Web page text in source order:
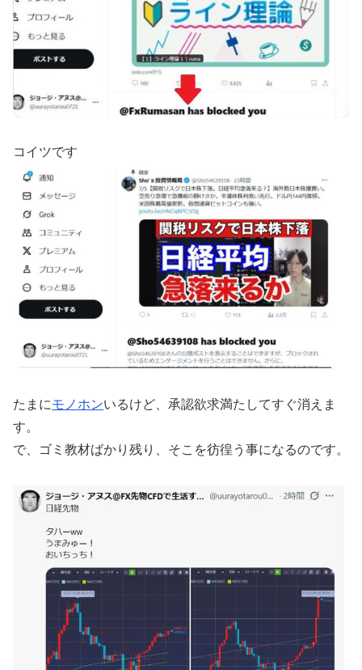
コイツです
たまにモノホンいるけど、承認欲求満たしてすぐ消えま
す。
で、ゴミ教材ばかり残り、そこを彷徨う事になるのです。